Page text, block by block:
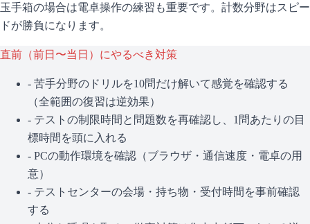
玉手箱の場合は電卓操作の練習も重要です。計数分野はスピー
ドが勝負になります。
直前（前日〜当日）にやるべき対策
- 苦手分野のドリルを10問だけ解いて感覚を確認する
（全範囲の復習は逆効果）
- テストの制限時間と問題数を再確認し、1問あたりの目
標時間を頭に入れる
- PCの動作環境を確認（ブラウザ・通信速度・電卓の用
意）
- テストセンターの会場・持ち物・受付時間を事前確認
する